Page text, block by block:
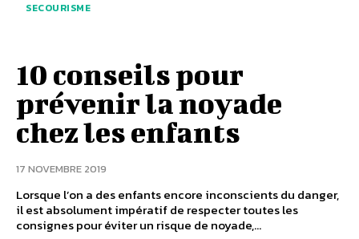
SECOURISME
10 conseils pour
prévenir la noyade
chez les enfants
17 NOVEMBRE 2019
Lorsque l’on a des enfants encore inconscients du danger,
il est absolument impératif de respecter toutes les
consignes pour éviter un risque de noyade,...